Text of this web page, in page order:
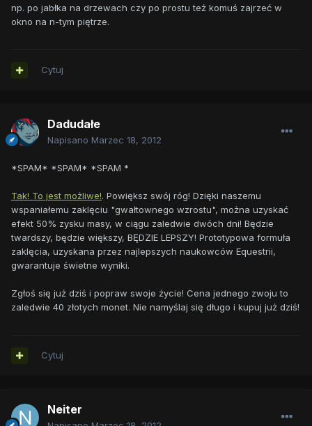
np. po jabłka na drzewach czy po prostu też komuś zajrzeć w
okno na n-tym piętrze.
Cytuj
Dadudałe
Napisano Marzec 18, 2012
*SPAM* *SPAM* *SPAM *
Tak! To jest możliwe!. Powiększ swój róg! Dzięki naszemu
wspaniałemu zaklęciu "gwałtownego wzrostu", można uzyskać
efekt 50% zysku masy, w ciągu zaledwie dwóch dni! Będzie
twardszy, będzie większy, BĘDZIE LEPSZY! Prototypowa formuła
zaklęcia, uzyskana przez najlepszych naukowców Equestrii,
gwarantuje świetne wyniki.
Zgłoś się już dziś i popraw swoje życie! Cena jednego zwoju to
zaledwie 40 złotych monet. Nie namyślaj się długo i kupuj już dziś!
Cytuj
Neiter